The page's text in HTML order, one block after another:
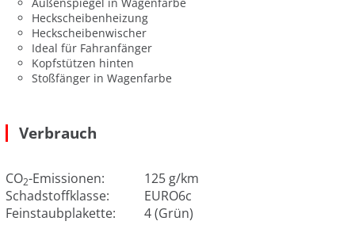
Heckscheibenheizung
Heckscheibenwischer
Ideal für Fahranfänger
Kopfstützen hinten
Stoßfänger in Wagenfarbe
Verbrauch
CO2-Emissionen:
125 g/km
Schadstoffklasse:
EURO6c
Feinstaubplakette:
4 (Grün)